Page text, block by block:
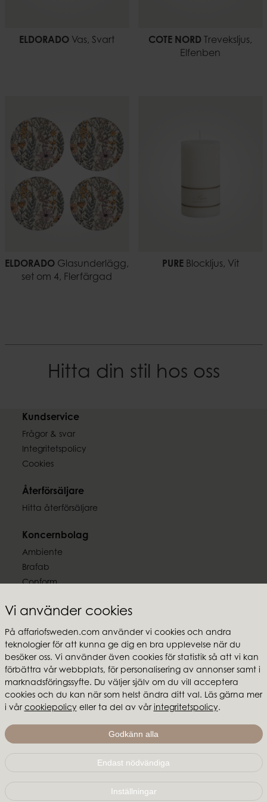
Vi använder cookies
På affariofsweden.com använder vi cookies och andra
teknologier för att kunna ge dig en bra upplevelse när du
besöker oss. Vi använder även cookies för statistik så att vi kan
förbättra vår webbplats, för personalisering av annonser samt i
marknadsföringssyfte. Du väljer själv om du vill acceptera
cookies och du kan när som helst ändra ditt val. Läs gärna mer
i vår cookiepolicyeller ta del av vår integritetspolicy.
Godkänn alla
Endast nödvändiga
Inställningar
ELDORADO Vas, Svart COTE NORD Treveksljus,
Elfenben
ELDORADO Glasunderlägg,
set om 4, Flerfärgad
PUREBlockljus, Vit
Hitta din stil hos oss
Kundservice
Frågor & svar
Integritetspolicy
Cookies
Återförsäljare
Hitta återförsäljare
Koncernbolag
Ambiente
Brafab
Conform
MTI
Följ oss
Affari of Sweden
Om oss
info@affariofsweden.com
© Copyright 2021 Affari of Sweden AB